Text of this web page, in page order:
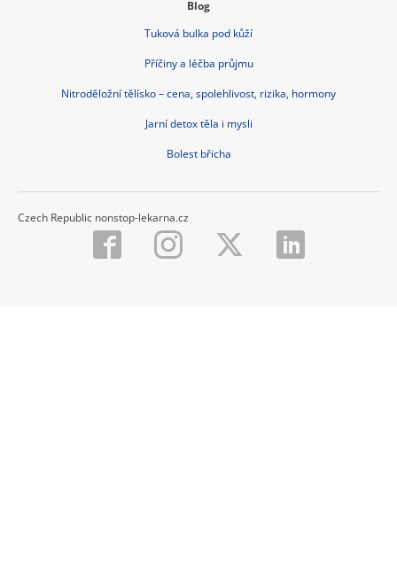
Blog
Tuková bulka pod kůží
Příčiny a léčba průjmu
Nitroděložní tělísko – cena, spolehlivost, rizika, hormony
Jarní detox těla i mysli
Bolest břicha
Czech Republic nonstop-lekarna.cz